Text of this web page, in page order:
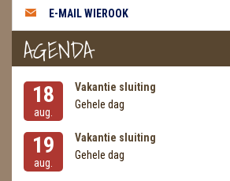
E-MAIL WIEROOK
AGENDA
18
aug.
Vakantie sluiting
Gehele dag
19
aug.
Vakantie sluiting
Gehele dag